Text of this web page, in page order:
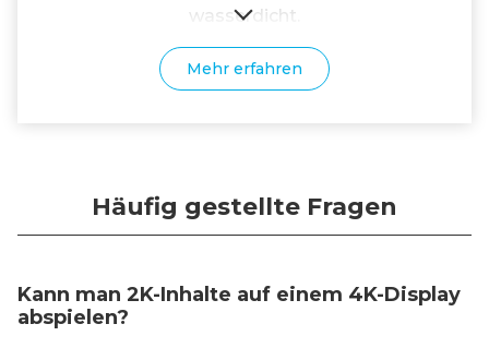
wasserdicht.
Mehr erfahren
Häufig gestellte Fragen
Kann man 2K-Inhalte auf einem 4K-Display
abspielen?